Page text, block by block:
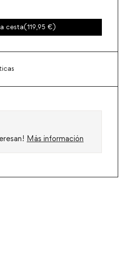
cesta(119,95 )
Más información